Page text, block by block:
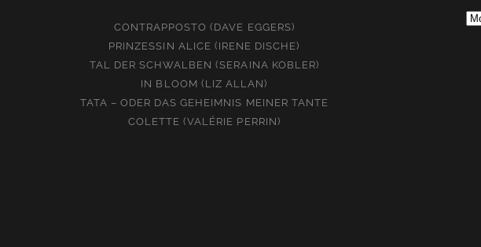
CONTRAPPOSTO (DAVE EGGERS)
PRINZESSIN ALICE (IRENE DISCHE)
TAL DER SCHWALBEN (SERAINA KOBLER)
IN BLOOM (LIZ ALLAN)
TATA – ODER DAS GEHEIMNIS MEINER TANTE
COLETTE (VALÉRIE PERRIN)